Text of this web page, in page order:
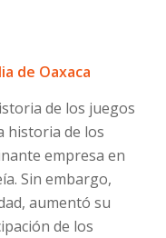
de Oaxaca
de los juegos
historia de los
empresa en
Sin embargo,
aumentó su
de los